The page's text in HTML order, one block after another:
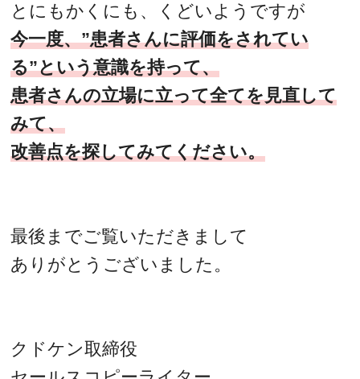
とにもかくにも、くどいようですが
今一度、”患者さんに評価をされてい
る”という意識を持って、
患者さんの立場に立って全てを見直して
みて、
改善点を探してみてください。
最後までご覧いただきまして
ありがとうございました。
クドケン取締役